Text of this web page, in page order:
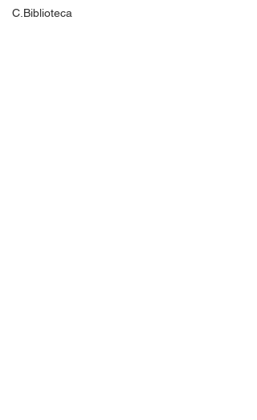
C.Biblioteca